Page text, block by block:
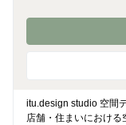
itu.design studio 空間
店舗・住まいにおけ